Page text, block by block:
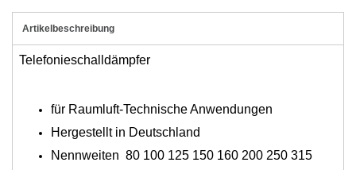
Artikelbeschreibung
Telefonieschalldämpfer
für Raumluft-Technische Anwendungen
Hergestellt in Deutschland
Nennweiten 80 100 125 150 160 200 250 315